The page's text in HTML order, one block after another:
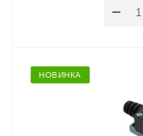
НОВИНКА